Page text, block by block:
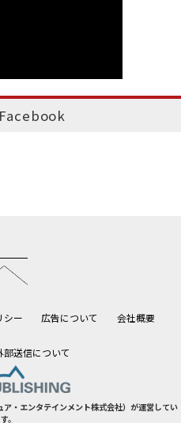
シー 広告について 会社概要
送信について
・エンタテインメント株式会社）が運営してい
。